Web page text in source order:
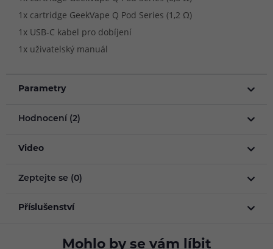
1x cartridge GeekVape Q Pod Series (1,2 Ω)
1x USB-C kabel pro dobíjení
1x uživatelský manuál
Parametry
Hodnocení (2)
Video
Zeptejte se (0)
Příslušenství
Mohlo by se vám líbit